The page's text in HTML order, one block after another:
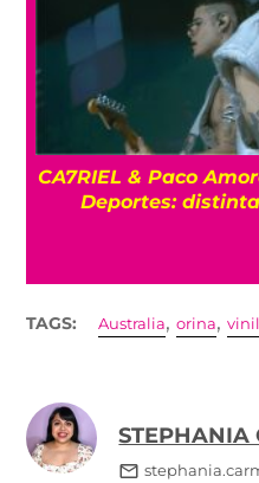
CA7RIEL & Paco
Deportes:
TAGS: Australia,orina,
STEPHANIA